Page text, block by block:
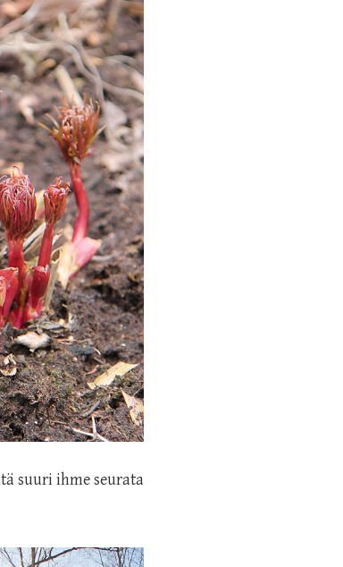
suuri ihme seurata